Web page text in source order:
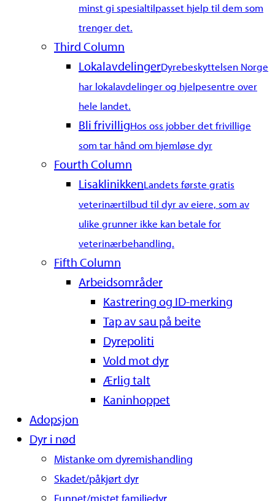
minst gi spesialtilpasset hjelp til dem som
trenger det.
Third Column
LokalavdelingerDyrebeskyttelsen Norge
har lokalavdelinger og hjelpesentre over
hele landet.
Bli frivilligHos oss jobber det frivillige
som tar hånd om hjemløse dyr
Fourth Column
LisaklinikkenLandets første gratis
veterinærtilbud til dyr av eiere, som av
ulike grunner ikke kan betale for
veterinærbehandling.
Fifth Column
Arbeidsområder
Kastrering og ID-merking
Tap av sau på beite
Dyrepoliti
Vold mot dyr
Ærlig talt
Kaninhoppet
Adopsjon
Dyr i nød
Mistanke om dyremishandling
Skadet/påkjørt dyr
Funnet/mistet familiedyr